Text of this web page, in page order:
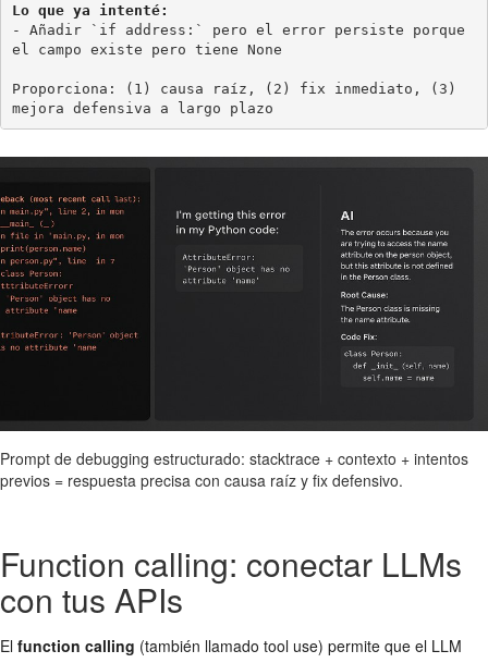
Lo que ya intenté:
- Añadir `if address:` pero el error persiste porque
el campo existe pero tiene None
Proporciona: (1) causa raíz, (2) fix inmediato, (3)
mejora defensiva a largo plazo
Prompt de debugging estructurado: stacktrace + contexto + intentos
previos = respuesta precisa con causa raíz y fix defensivo.
Function calling: conectar LLMs
con tus APIs
El function calling (también llamado tool use) permite que el LLM